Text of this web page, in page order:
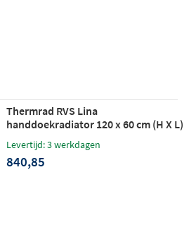
Thermrad RVS Lina
handdoekradiator 120 x 60 cm (H X L)
Levertijd: 3 werkdagen
840,85